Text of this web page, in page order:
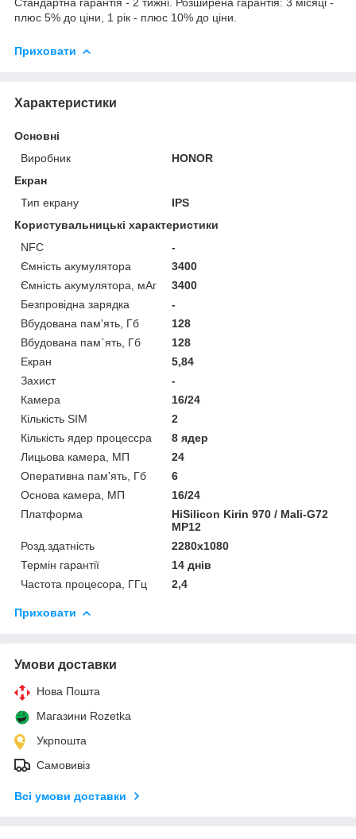
плюс 5% до ціни, 1 рік - плюс 10% до ціни.
Приховати
Характеристики
Основні
Виробник
HONOR
Екран
Тип екрану
IPS
Користувальницькі характеристики
NFC
-
Ємність акумулятора
3400
Ємність акумулятора, мАг
3400
Безпровідна зарядка
-
Вбудована пам'ять, Гб
128
Вбудована пам`ять, Гб
128
Екран
5,84
Захист
-
Камера
16/24
Кількість SIM
2
Кількість ядер процессра
8 ядер
Лицьова камера, МП
24
Оперативна пам'ять, Гб
6
Основа камера, МП
16/24
Платформа
HiSilicon Kirin 970 / Mali-G72
MP12
Розд.здатність
2280x1080
Термін гарантії
14 днів
Частота процесора, ГГц
2,4
Приховати
Умови доставки
Нова Пошта
Магазини Rozetka
Укрпошта
Самовивіз
Всі умови доставки